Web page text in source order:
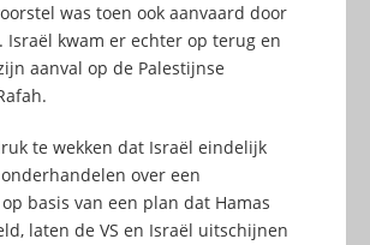
was toen ook aanvaard door
Israël kwam er echter op terug en
aanval op de Palestijnse
te wekken dat Israël eindelijk
over een
basis van een plan dat Hamas
laten de VS en Israël uitschijnen